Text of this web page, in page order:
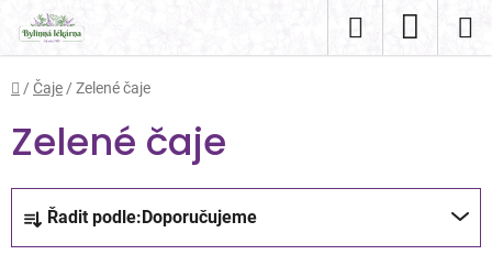
obsah
Hledat
KOŠÍK
Domů
/ Čaje / Zelené čaje
Zelené čaje
Ř
a
z
Řadit podle:Doporučujeme